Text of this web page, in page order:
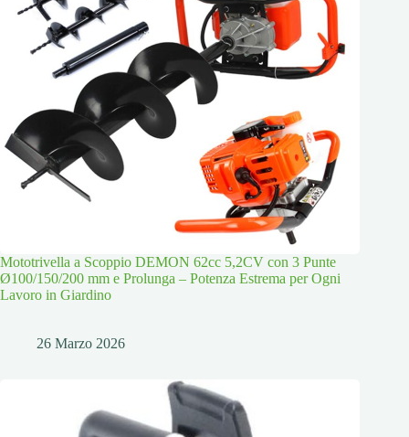
Mototrivella a Scoppio DEMON 62cc 5,2CV con 3 Punte
Ø100/150/200 mm e Prolunga – Potenza Estrema per Ogni
Lavoro in Giardino
26 Marzo 2026